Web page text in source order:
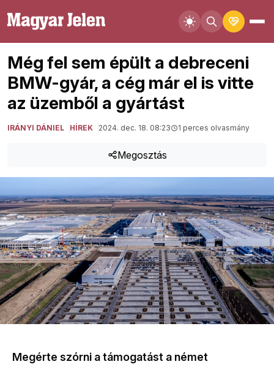
Még fel sem épült a debreceni
BMW-gyár, a cég már el is vitte
az üzemből a gyártást
IRÁNYI DÁNIEL HÍREK 2024. dec. 18. 08:23 1 perces olvasmány
Megosztás
Megérte szórni a támogatást a német